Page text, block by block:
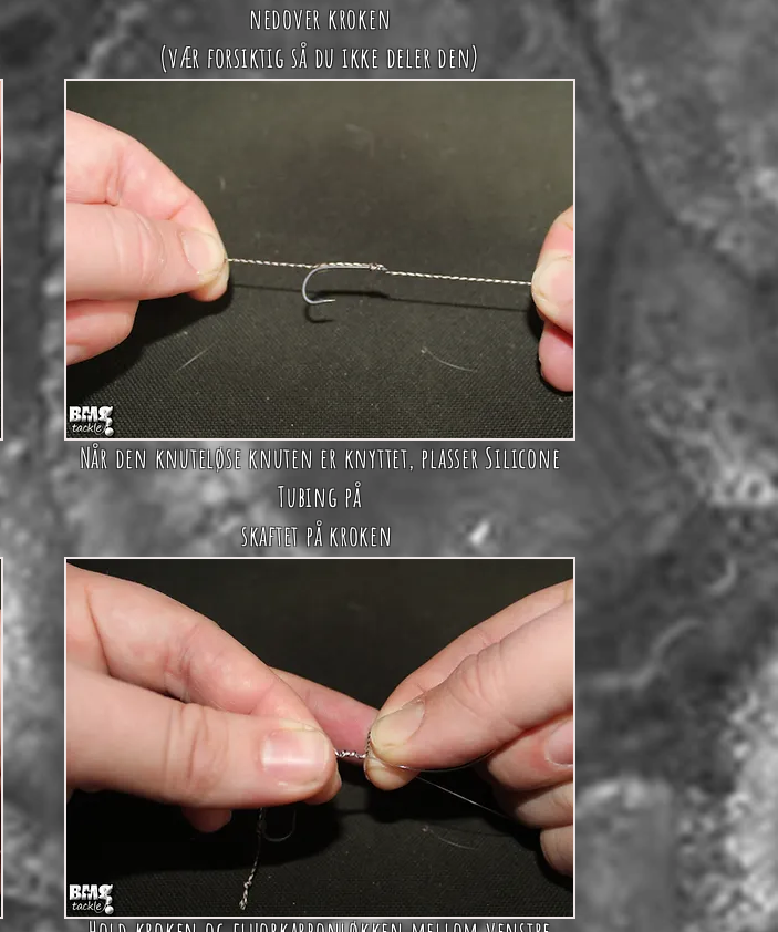
nedover kroken
(vær forsiktig så du ikke deler den)
Når den knuteløse knuten er knyttet, plasser Silicone
Tubing på
skaftet på kroken